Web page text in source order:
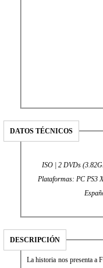
DATOS TÉCNICOS
ISO | 2 DVDs (3.82GB/
Plataformas: PC PS3
DESCRIPCIÓN
La historia nos presenta a